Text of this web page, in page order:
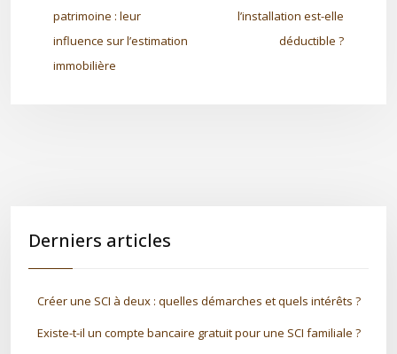
patrimoine : leur
influence sur l’estimation
immobilière
l’installation est-elle
déductible ?
Derniers articles
Créer une SCI à deux : quelles démarches et quels intérêts ?
Existe-t-il un compte bancaire gratuit pour une SCI familiale ?